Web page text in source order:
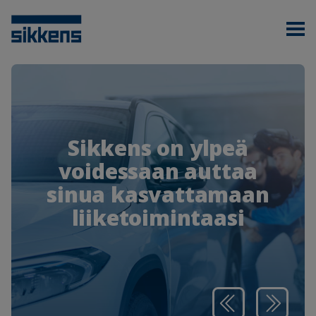
Sikkens on ylpeä
voidessaan auttaa
sinua kasvattamaan
liiketoimintaasi